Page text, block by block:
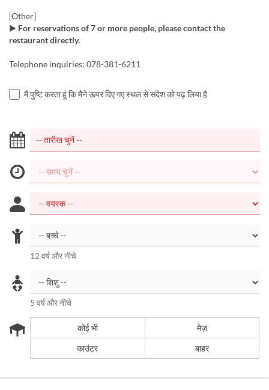
[Other]
▶ For reservations of 7 or more people, please contact the
restaurant directly.
Telephone inquiries: 078-381-6211
मैं पुष्टि करता हूं कि मैंने ऊपर दिए गए स्थल से संदेश को पढ़ लिया है
12 वर्ष और नीचे
5 वर्ष और नीचे
कोई भी
मेज़
काउंटर
बाहर